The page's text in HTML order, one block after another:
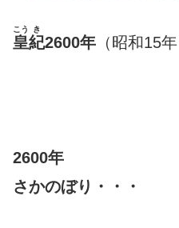
皇
こう
紀
き
2600年 （昭和15年
2600年
さかのぼり・・・